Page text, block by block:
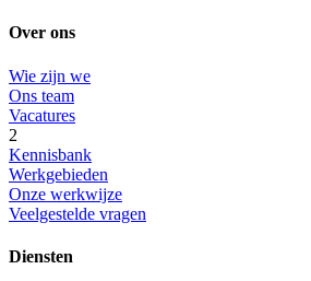
Over ons
Wie zijn we
Ons team
Vacatures
2
Kennisbank
Werkgebieden
Onze werkwijze
Veelgestelde vragen
Diensten